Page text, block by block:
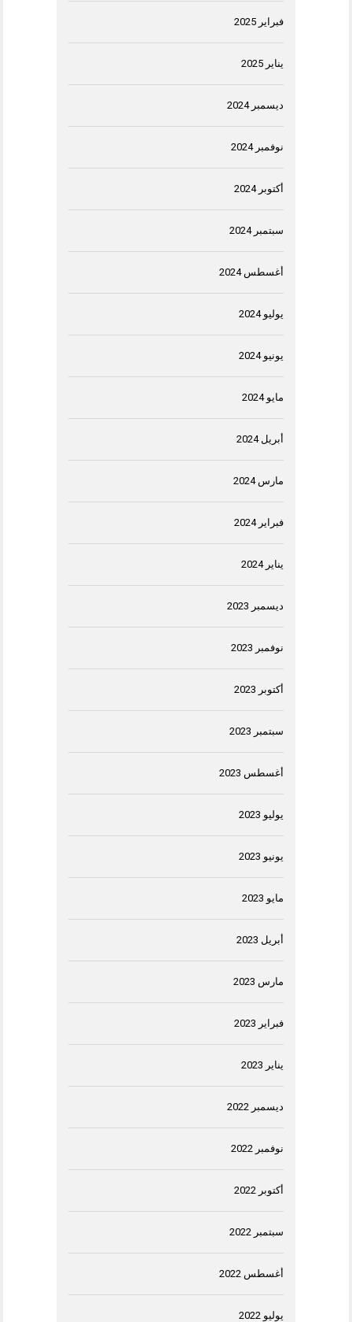
فبراير 2025
يناير 2025
ديسمبر 2024
نوفمبر 2024
أكتوبر 2024
سبتمبر 2024
أغسطس 2024
يوليو 2024
يونيو 2024
مايو 2024
أبريل 2024
مارس 2024
فبراير 2024
يناير 2024
ديسمبر 2023
نوفمبر 2023
أكتوبر 2023
سبتمبر 2023
أغسطس 2023
يوليو 2023
يونيو 2023
مايو 2023
أبريل 2023
مارس 2023
فبراير 2023
يناير 2023
ديسمبر 2022
نوفمبر 2022
أكتوبر 2022
سبتمبر 2022
أغسطس 2022
يوليو 2022